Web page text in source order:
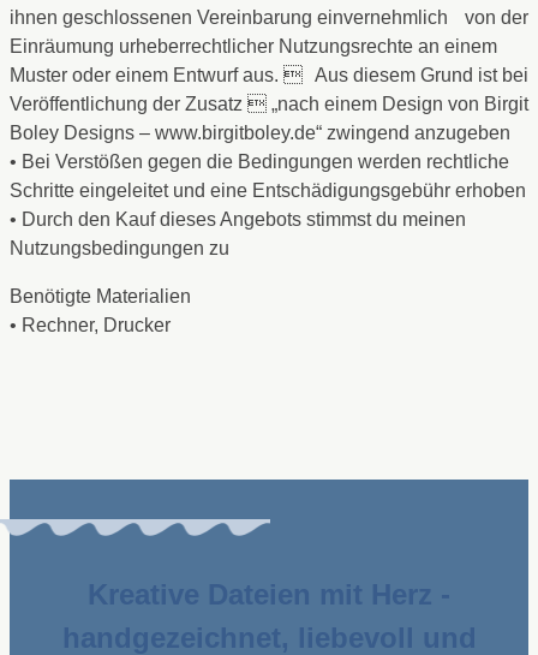
ihnen geschlossenen Vereinbarung einvernehmlich von der
Einräumung urheberrechtlicher Nutzungsrechte an einem
Muster oder einem Entwurf aus.  Aus diesem Grund ist bei
Veröffentlichung der Zusatz  „nach einem Design von Birgit
Boley Designs – www.birgitboley.de“ zwingend anzugeben
• Bei Verstößen gegen die Bedingungen werden rechtliche
Schritte eingeleitet und eine Entschädigungsgebühr erhoben
• Durch den Kauf dieses Angebots stimmst du meinen
Nutzungsbedingungen zu
Benötigte Materialien
• Rechner, Drucker
Kreative Dateien mit Herz -
handgezeichnet, liebevoll und